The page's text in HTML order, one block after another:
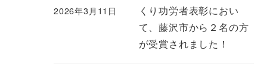
くり功労者表彰におい
て、藤沢市から２名の方
が受賞されました！
2026年3月11日